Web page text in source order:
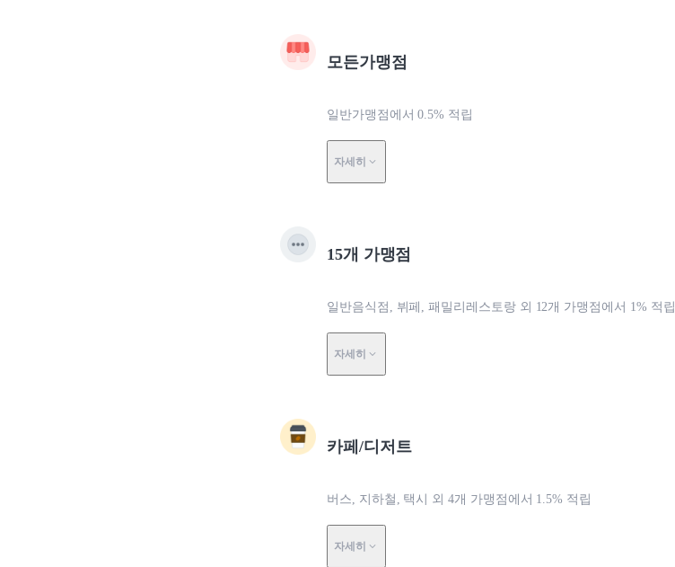
모든가맹점
일반가맹점에서 0.5% 적립
자세히
15개 가맹점
일반음식점, 뷔페, 패밀리레스토랑 외 12개 가맹점에서 1% 적립
자세히
카페/디저트
버스, 지하철, 택시 외 4개 가맹점에서 1.5% 적립
자세히